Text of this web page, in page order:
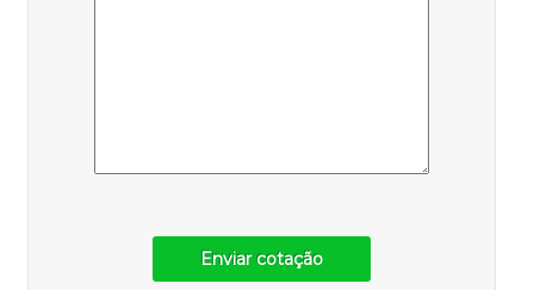
Enviar cotação